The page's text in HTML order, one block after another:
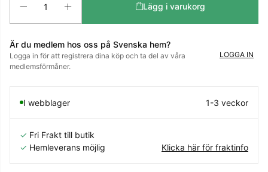
Lägg i varukorg
Är du medlem hos oss på Svenska hem?
Logga in för att registrera dina köp och ta del av våra
medlemsförmåner.
LOGGA IN
I webblager 1-3 veckor
✓ Fri Frakt till butik
✓ Hemleverans möjlig Klicka här för fraktinfo